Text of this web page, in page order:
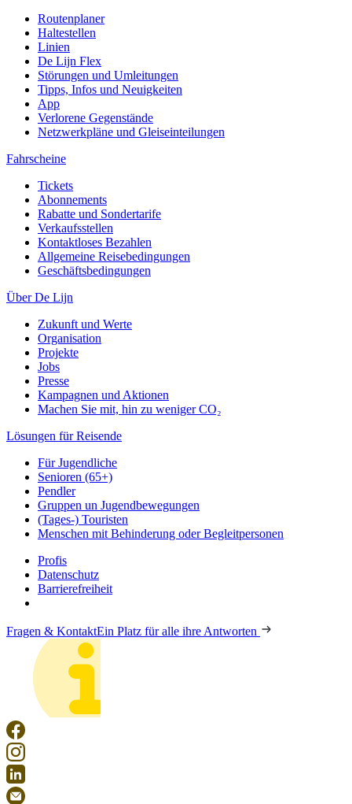
Routenplaner
Haltestellen
Linien
De Lijn Flex
Störungen und Umleitungen
Tipps, Infos und Neuigkeiten
App
Verlorene Gegenstände
Netzwerkpläne und Gleiseinteilungen
Fahrscheine
Tickets
Abonnements
Rabatte und Sondertarife
Verkaufsstellen
Kontaktloses Bezahlen
Allgemeine Reisebedingungen
Geschäftsbedingungen
Über De Lijn
Zukunft und Werte
Organisation
Projekte
Jobs
Presse
Kampagnen und Aktionen
Machen Sie mit, hin zu weniger CO₂
Lösungen für Reisende
Für Jugendliche
Senioren (65+)
Pendler
Gruppen un Jugendbewegungen
(Tages-) Touristen
Menschen mit Behinderung oder Begleitpersonen
Profis
Datenschutz
Barrierefreiheit
Fragen & KontaktEin Platz für alle ihre Antworten